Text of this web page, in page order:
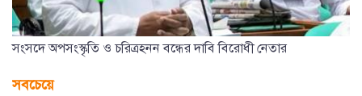
সংসদে অপসংস্কৃতি ও চরিত্রহনন বন্ধের দাবি বিরোধী নেতার
সবচেয়ে